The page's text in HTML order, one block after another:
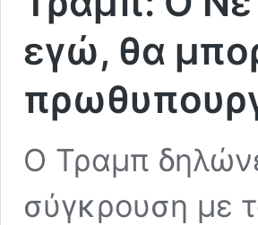
εγώ, θα
Ο Τραμπ
σύγκρουση με